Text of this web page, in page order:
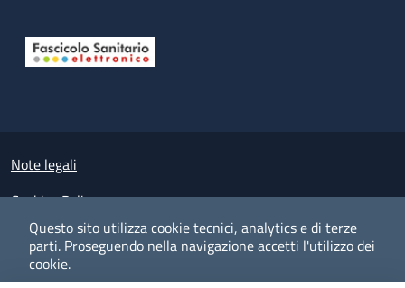
Questo sito utilizza cookie tecnici, analytics e di terze
parti. Proseguendo nella navigazione accetti l'utilizzo dei
cookie.
Small prints
Note legali
Cookies Policy
Policy privacy e protezione del dato personale
Albo pretorio on-line